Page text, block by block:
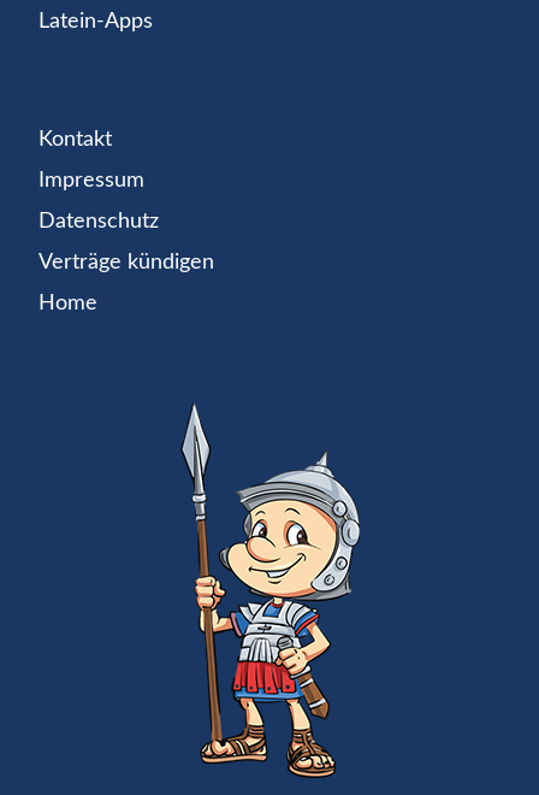
Latein-Apps
Kontakt
Impressum
Datenschutz
Verträge kündigen
Home